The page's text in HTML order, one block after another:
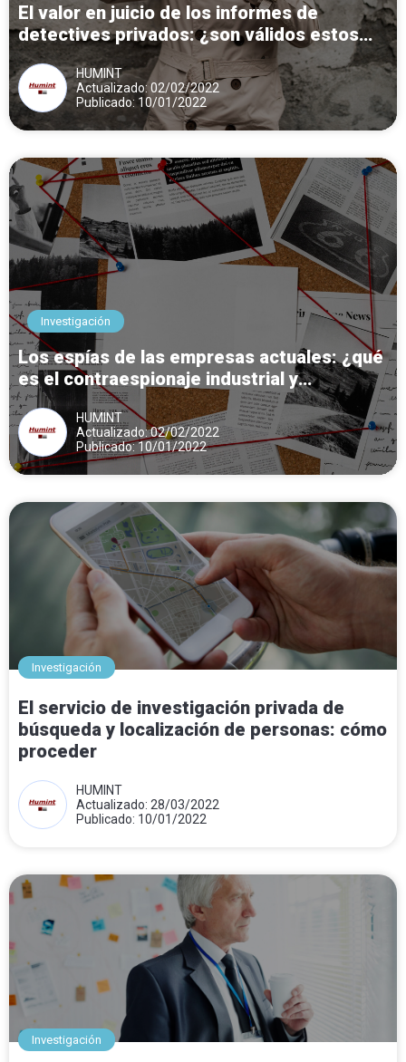
El valor en juicio de los informes de
detectives privados: ¿son válidos estos
documentos?
HUMINT
Actualizado: 02/02/2022
Publicado: 10/01/2022
Investigación
Los espías de las empresas actuales: ¿qué
es el contraespionaje industrial y
comercial?
HUMINT
Actualizado: 02/02/2022
Publicado: 10/01/2022
Investigación
El servicio de investigación privada de
búsqueda y localización de personas: cómo
proceder
HUMINT
Actualizado: 28/03/2022
Publicado: 10/01/2022
Investigación